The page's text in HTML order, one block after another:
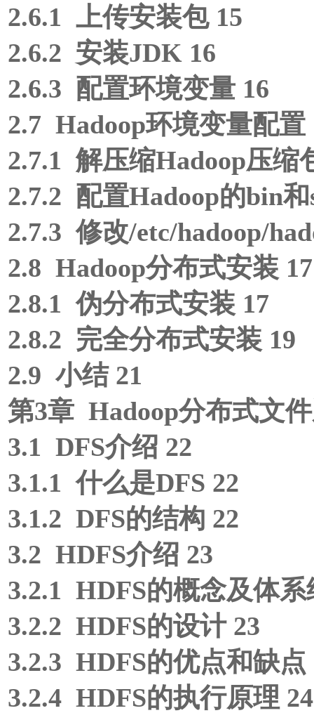
2.6.1 上传安装包 15
2.6.2 安装JDK 16
2.6.3 配置环境变量 16
2.7 Hadoop环境变量配置
2.7.1 解压缩Hadoop压缩
2.7.2 配置Hadoop的bin
2.7.3 修改/etc/hadoop/
2.8 Hadoop分布式安装 17
2.8.1 伪分布式安装 17
2.8.2 完全分布式安装 19
2.9 小结 21
第3章 Hadoop分布式文
3.1 DFS介绍 22
3.1.1 什么是DFS 22
3.1.2 DFS的结构 22
3.2 HDFS介绍 23
3.2.1 HDFS的概念及体系
3.2.2 HDFS的设计 23
3.2.3 HDFS的优点和缺点
3.2.4 HDFS的执行原理 24